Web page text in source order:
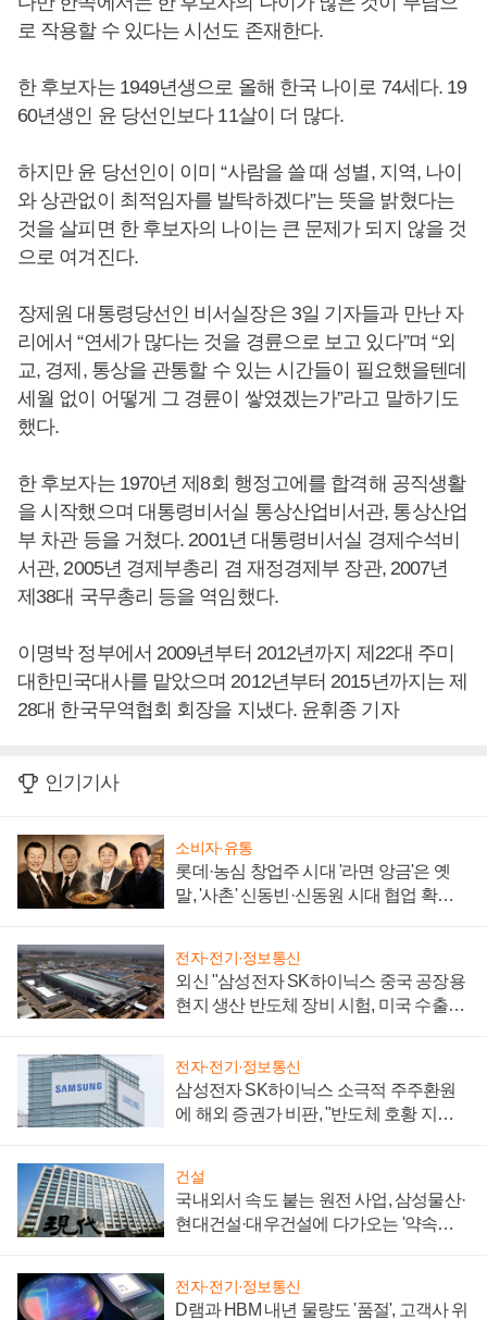
로 작용할 수 있다는 시선도 존재한다.
한 후보자는 1949년생으로 올해 한국 나이로 74세다. 19
60년생인 윤 당선인보다 11살이 더 많다.
하지만 윤 당선인이 이미 “사람을 쓸 때 성별, 지역, 나이
와 상관없이 최적임자를 발탁하겠다”는 뜻을 밝혔다는
것을 살피면 한 후보자의 나이는 큰 문제가 되지 않을 것
으로 여겨진다.
장제원 대통령당선인 비서실장은 3일 기자들과 만난 자
리에서 “연세가 많다는 것을 경륜으로 보고 있다”며 “외
교, 경제, 통상을 관통할 수 있는 시간들이 필요했을텐데
세월 없이 어떻게 그 경륜이 쌓였겠는가”라고 말하기도
했다.
한 후보자는 1970년 제8회 행정고에를 합격해 공직생활
을 시작했으며 대통령비서실 통상산업비서관, 통상산업
부 차관 등을 거쳤다. 2001년 대통령비서실 경제수석비
서관, 2005년 경제부총리 겸 재정경제부 장관, 2007년
제38대 국무총리 등을 역임했다.
이명박 정부에서 2009년부터 2012년까지 제22대 주미
대한민국대사를 맡았으며 2012년부터 2015년까지는 제
28대 한국무역협회 회장을 지냈다. 윤휘종 기자
인기기사
소비자·유통
롯데·농심 창업주 시대 '라면 앙금'은 옛
말, '사촌' 신동빈·신동원 시대 협업 확대
전자·전기·정보통신
외신 "삼성전자 SK하이닉스 중국 공장용
현지 생산 반도체 장비 시험, 미국 수출통
전자·전기·정보통신
삼성전자 SK하이닉스 소극적 주주환원
에 해외 증권가 비판, "반도체 호황 지속
건설
국내외서 속도 붙는 원전 사업, 삼성물산·
현대건설·대우건설에 다가오는 '약속의
전자·전기·정보통신
D램과 HBM 내년 물량도 '품절', 고객사 위